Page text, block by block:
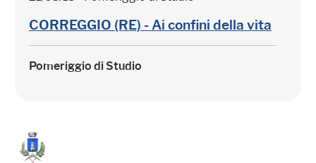
CORREGGIO (RE) - Ai confini della vita
Pomeriggio di Studio